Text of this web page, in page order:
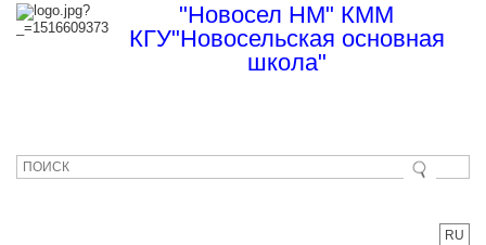
"Новосел НМ" КММ
КГУ"Новосельская основная
школа"
RU